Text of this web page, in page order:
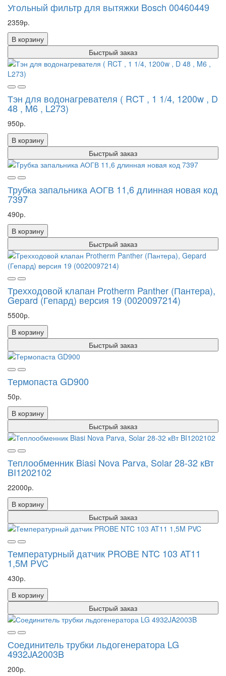
Угольный фильтр для вытяжки Bosch 00460449
2359р.
В корзину
Быстрый заказ
Тэн для водонагревателя ( RCT , 1 1/4, 1200w , D
48 , M6 , L273)
950р.
В корзину
Быстрый заказ
Трубка запальника АОГВ 11,6 длинная новая код
7397
490р.
В корзину
Быстрый заказ
Трехходовой клапан Protherm Panther (Пантера),
Gepard (Гепард) версия 19 (0020097214)
5500р.
В корзину
Быстрый заказ
Термопаста GD900
50р.
В корзину
Быстрый заказ
Теплообменник Biasi Nova Parva, Solar 28-32 кВт
BI1202102
22000р.
В корзину
Быстрый заказ
Температурный датчик PROBE NTC 103 AT11
1,5M PVC
430р.
В корзину
Быстрый заказ
Соединитель трубки льдогенератора LG
4932JA2003B
200р.